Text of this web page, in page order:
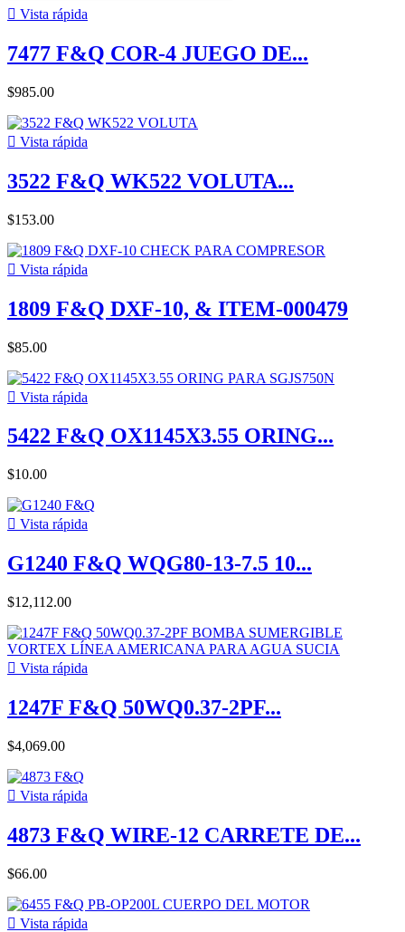
 Vista rápida
7477 F&Q COR-4 JUEGO DE...
$985.00
 Vista rápida
3522 F&Q WK522 VOLUTA...
$153.00
 Vista rápida
1809 F&Q DXF-10, & ITEM-000479
$85.00
 Vista rápida
5422 F&Q OX1145X3.55 ORING...
$10.00
 Vista rápida
G1240 F&Q WQG80-13-7.5 10...
$12,112.00
 Vista rápida
1247F F&Q 50WQ0.37-2PF...
$4,069.00
 Vista rápida
4873 F&Q WIRE-12 CARRETE DE...
$66.00
 Vista rápida